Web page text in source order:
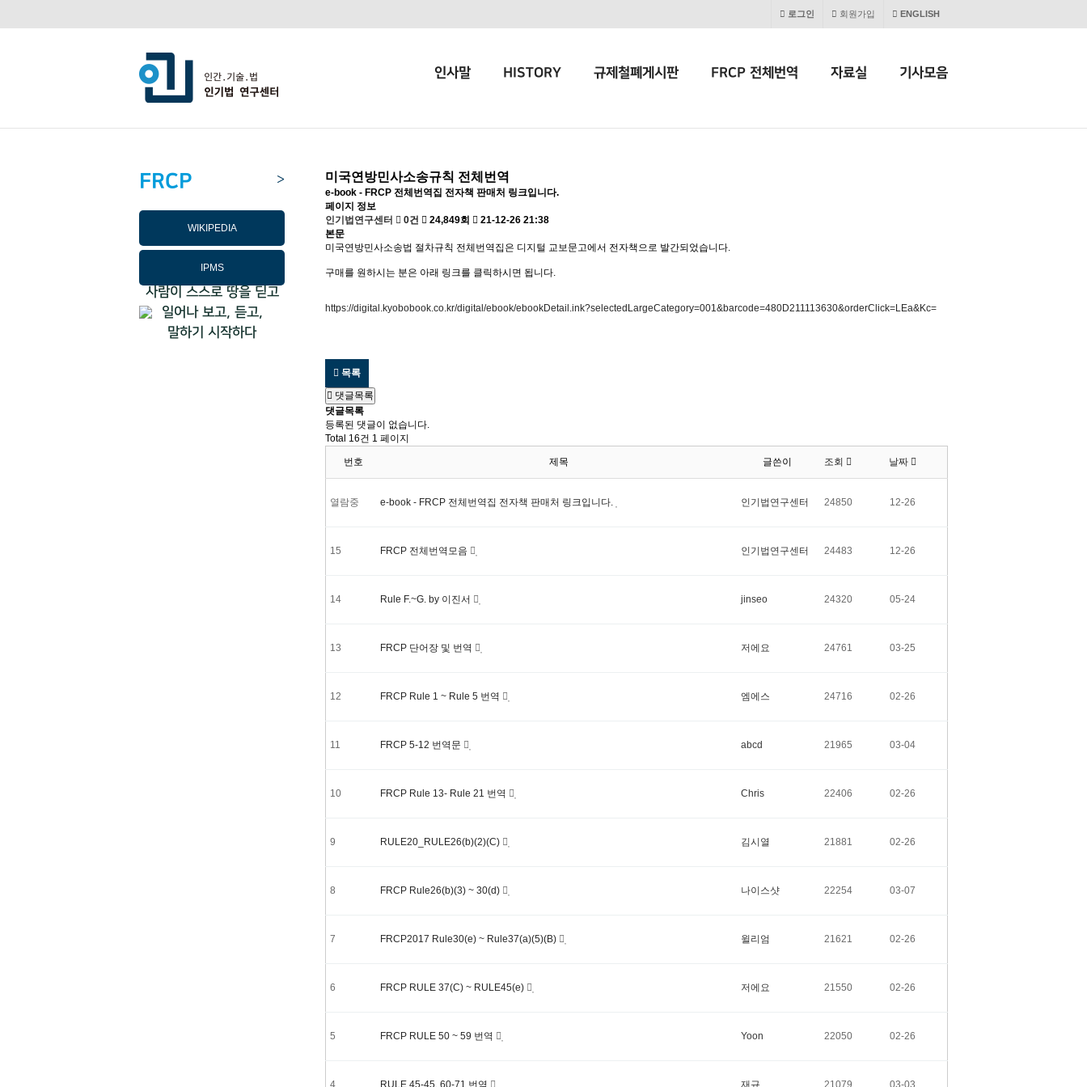
ENGLISH
회원가입
로그인
인사말 HISTORY 규제철폐게시판 FRCP 전체번역 자료실 기사모음
미국연방민사소송규칙 전체번역
e-book - FRCP 전체번역집 전자책 판매처 링크입니다.
페이지 정보
인기법연구센터
0건 24,849회
21-12-26 21:38
본문
미국연방민사소송법 절차규칙 전체번역집은 디지털 교보문고에서 전자책으로 발간되었습니다.
구매를 원하시는 분은 아래 링크를 클릭하시면 됩니다.
https://digital.kyobobook.co.kr/digital/ebook/ebookDetail.ink?selectedLargeCategory=001&barcode=480D211113630&orderClick=LEa&Kc=
목록
댓글목록
댓글목록
등록된 댓글이 없습니다.
Total 16건 1 페이지
번호 제목 글쓴이 조회 날짜
열람중 e-book - FRCP 전체번역집 전자책 판매처 링크입니다. 인기법연구센터 24850 12-26
15 FRCP 전체번역모음 인기법연구센터 24483 12-26
14 Rule F.~G. by 이진서 jinseo 24320 05-24
13 FRCP 단어장 및 번역 저에요 24761 03-25
12 FRCP Rule 1 ~ Rule 5 번역 엠에스 24716 02-26
11 FRCP 5-12 번역문 abcd 21965 03-04
10 FRCP Rule 13- Rule 21 번역 Chris 22406 02-26
9 RULE20_RULE26(b)(2)(C) 김시열 21881 02-26
8 FRCP Rule26(b)(3) ~ 30(d) 나이스샷 22254 03-07
7 FRCP2017 Rule30(e) ~ Rule37(a)(5)(B) 윌리엄 21621 02-26
6 FRCP RULE 37(C) ~ RULE45(e) 저에요 21550 02-26
5 FRCP RULE 50 ~ 59 번역 Yoon 22050 02-26
4 RULE 45-45, 60-71 번역 재규 21079 03-03
FRCP >
WIKIPEDIA
IPMS
사람이 스스로 땅을 딛고
일어나 보고, 듣고,
말하기 시작하다